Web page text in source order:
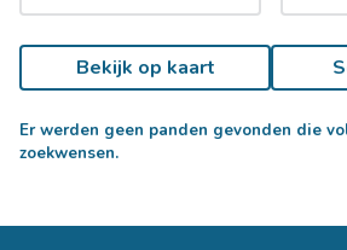
Bekijk op kaart
Er werden geen panden gevonden die
zoekwensen.